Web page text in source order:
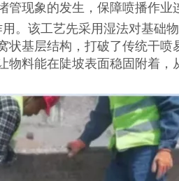
现象的发生，保障喷播作业
该工艺先采用湿法对基础
基层结构，打破了传统干
料能在陡坡表面稳固附着